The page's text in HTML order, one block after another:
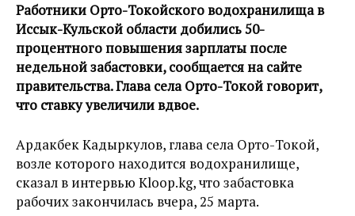
Работники Орто-Токойского водохранилища в
Иссык-Кульской области добились 50-
процентного повышения зарплаты после
недельной забастовки, сообщается на сайте
правительства. Глава села Орто-Токой говорит,
что ставку увеличили вдвое.
Ардакбек Кадыркулов, глава села Орто-Токой,
возле которого находится водохранилище,
сказал в интервью Kloop.kg, что забастовка
рабочих закончилась вчера, 25 марта.